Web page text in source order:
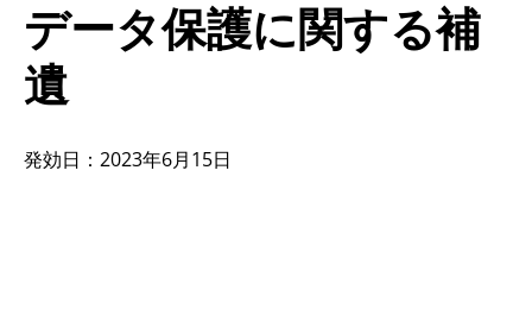
データ保護に関する補
遺
発効日：2023年6月15日